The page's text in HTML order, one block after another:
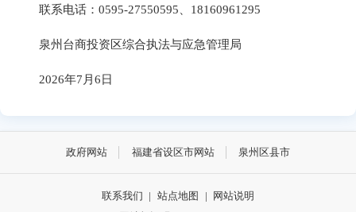
联系电话：0595-27550595、18160961295
泉州台商投资区综合执法与应急管理局
2026年7月6日
政府网站 福建省设区市网站 泉州区县市
联系我们 | 站点地图 |
网站说明